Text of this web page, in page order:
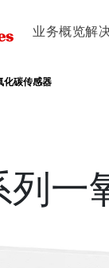
业务概览解
化碳传感器
列一